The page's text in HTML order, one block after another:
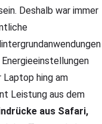
Deshalb war immer
Laptop hing am
Leistung aus dem
aus Safari,